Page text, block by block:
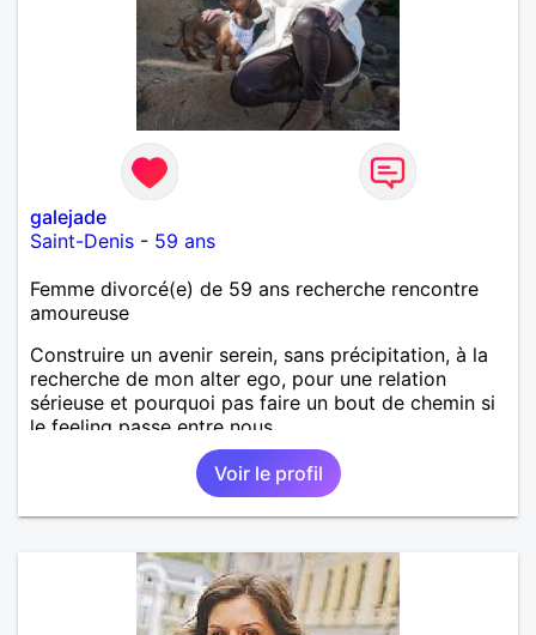
galejade
Saint-Denis - 59 ans
Femme divorcé(e) de 59 ans recherche rencontre
amoureuse
Construire un avenir serein, sans précipitation, à la
recherche de mon alter ego, pour une relation
sérieuse et pourquoi pas faire un bout de chemin si
le feeling passe entre nous.
Voir le profil